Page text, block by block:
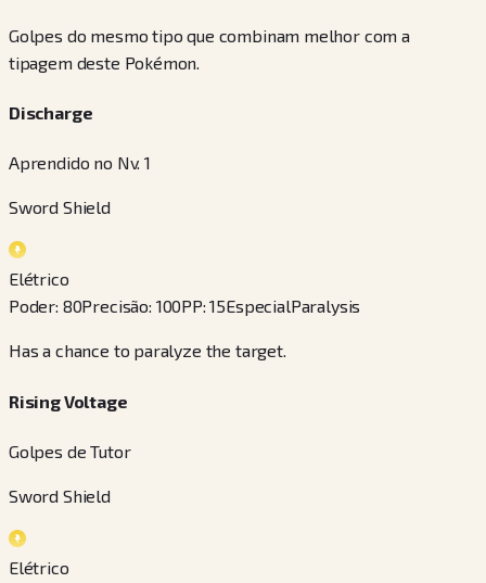
Golpes do mesmo tipo que combinam melhor com a
tipagem deste Pokémon.
Discharge
Aprendido no Nv. 1
Sword Shield
Elétrico
Poder: 80Precisão: 100PP:15EspecialParalysis
Has a chance to paralyze the target.
Rising Voltage
Golpes de Tutor
Sword Shield
Elétrico